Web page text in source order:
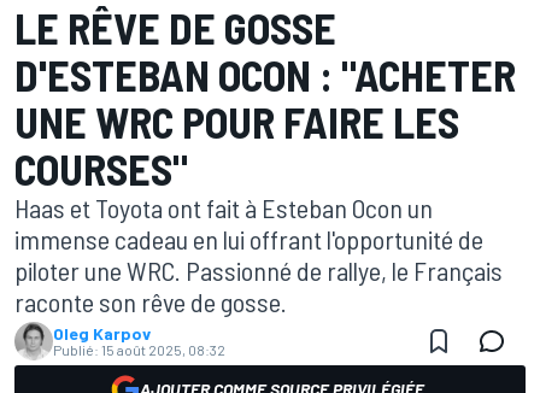
LE RÊVE DE GOSSE
D'ESTEBAN OCON : "ACHETER
UNE WRC POUR FAIRE LES
COURSES"
Haas et Toyota ont fait à Esteban Ocon un
immense cadeau en lui offrant l'opportunité de
piloter une WRC. Passionné de rallye, le Français
raconte son rêve de gosse.
Oleg Karpov
Publié: 15 août 2025, 08:32
AJOUTER COMME SOURCE PRIVILÉGIÉE